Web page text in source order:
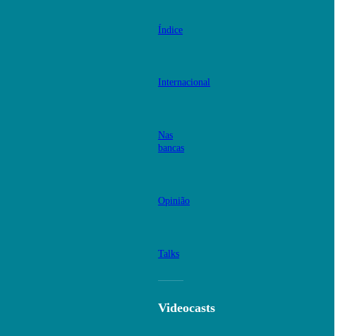
Índice
Internacional
Nas
bancas
Opinião
Talks
Videocasts